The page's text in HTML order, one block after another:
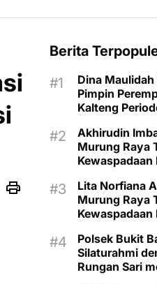
Berita
Dina
Pimpin
Kalteng
Akhirudin
Murung Raya
Lita Norfiana
Murung Raya
Polsek Bukit
Silaturahmi
Rungan Sari